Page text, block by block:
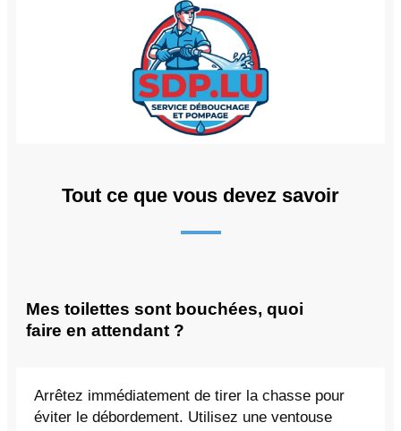
Tout ce que vous devez savoir
Mes toilettes sont bouchées, quoi
faire en attendant ?
Arrêtez immédiatement de tirer la chasse pour
éviter le débordement. Utilisez une ventouse